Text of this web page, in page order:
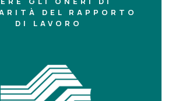
DEL RAPPORTO
DI LAVORO